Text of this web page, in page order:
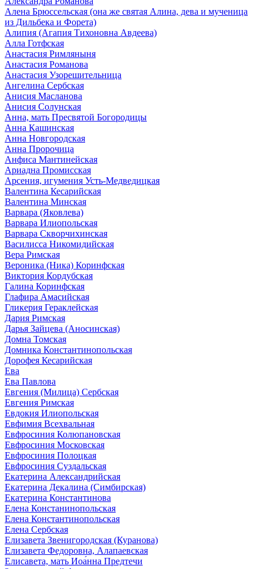
Алена Брюссельская (она же святая Алина, дева и мученица
из Дильбека и Форета)
Алипия (Агапия Тихоновна Авдеева)
Алла Готфская
Анастасия Римляныня
Анастасия Романова
Анастасия Узорешительница
Ангелина Сербская
Анисия Масланова
Анисия Солунская
Анна, мать Пресвятой Богородицы
Анна Кашинская
Анна Новгородская
Анна Пророчица
Анфиса Мантинейская
Ариадна Промисская
Арсения, игумения Усть-Медведицкая
Валентина Кесарийская
Валентина Минская
Варвара (Яковлева)
Варвара Илиопольская
Варвара Скворчихинская
Василисса Никомидийская
Вера Римская
Вероника (Ника) Коринфская
Виктория Кордубская
Галина Коринфская
Глафира Амасийская
Гликерия Гераклейская
Дария Римская
Дарья Зайцева (Аносинская)
Домна Томская
Домника Константинопольская
Дорофея Кесарийская
Ева
Ева Павлова
Евгения (Милица) Сербская
Евгения Римская
Евдокия Илиопольская
Евфимия Всехвальная
Евфросиния Колюпановская
Евфросиния Московская
Евфросиния Полоцкая
Евфросиния Суздальская
Екатерина Александрийская
Екатерина Декалина (Симбирская)
Екатерина Константинова
Елена Констанинопольская
Елена Константинопольская
Елена Сербская
Елизавета Звенигородская (Куранова)
Елизавета Федоровна, Алапаевская
Елисавета, мать Иоа́нна Предтечи